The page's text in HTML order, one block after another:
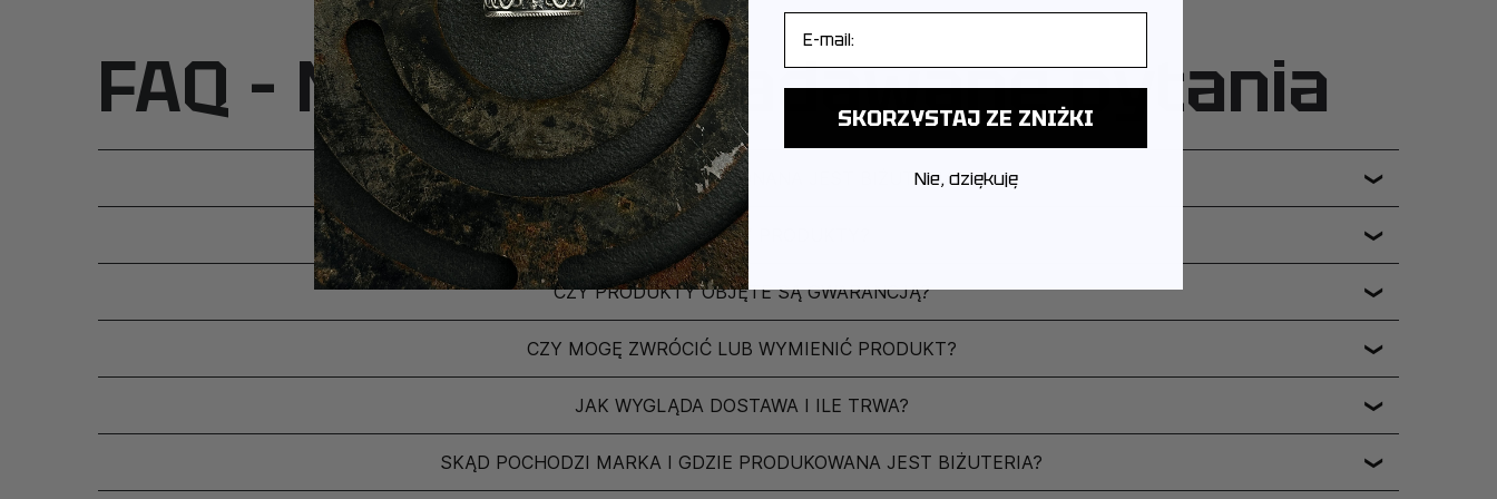
FAQ – Najczęściej zadawane pytania
Z JAKIEGO METALU WYKONANA JEST BIŻUTERIA? ❯
JAK PAKUJEMY PRODUKTY? ❯
CZY PRODUKTY OBJĘTE SĄ GWARANCJĄ? ❯
CZY MOGĘ ZWRÓCIĆ LUB WYMIENIĆ PRODUKT? ❯
JAK WYGLĄDA DOSTAWA I ILE TRWA? ❯
SKĄD POCHODZI MARKA I GDZIE PRODUKOWANA JEST BIŻUTERIA? ❯
SKORZYSTAJ ZE ZNIŻKI
Nie, dziękuję